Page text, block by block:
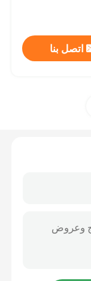
اتصل بنا